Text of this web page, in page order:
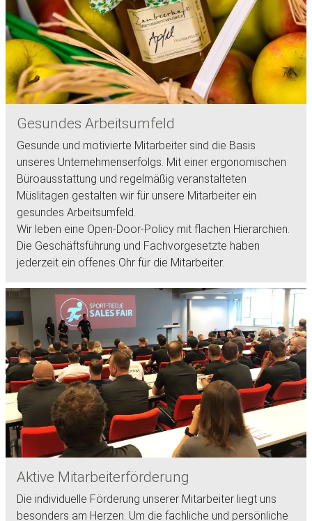
Gesundes Arbeitsumfeld
Gesunde und motivierte Mitarbeiter sind die Basis
unseres Unternehmenserfolgs. Mit einer ergonomischen
Büroausstattung und regelmäßig veranstalteten
Müslitagen gestalten wir für unsere Mitarbeiter ein
gesundes Arbeitsumfeld.
Wir leben eine Open-Door-Policy mit flachen Hierarchien.
Die Geschäftsführung und Fachvorgesetzte haben
jederzeit ein offenes Ohr für die Mitarbeiter.
Aktive Mitarbeiterförderung
Die individuelle Förderung unserer Mitarbeiter liegt uns
besonders am Herzen. Um die fachliche und persönliche